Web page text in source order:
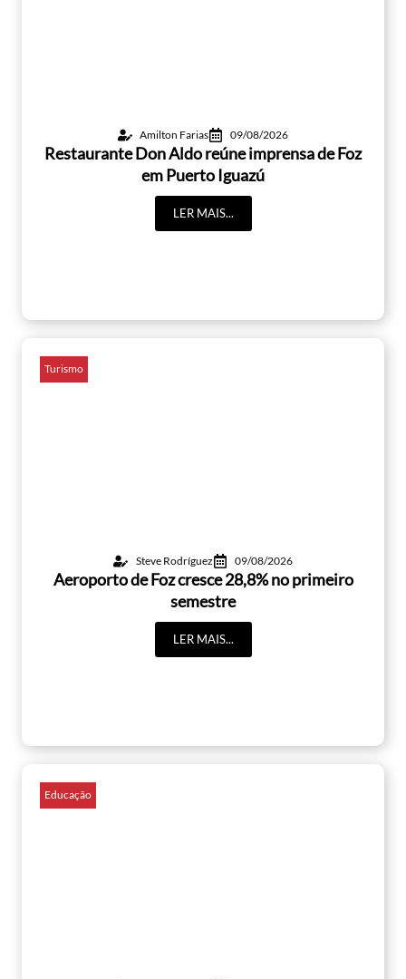
Amilton Farias 09/08/2026
Restaurante Don Aldo reúne imprensa de Foz
em Puerto Iguazú
LER MAIS...
Turismo
Steve Rodríguez 09/08/2026
Aeroporto de Foz cresce 28,8% no primeiro
semestre
LER MAIS...
Educação